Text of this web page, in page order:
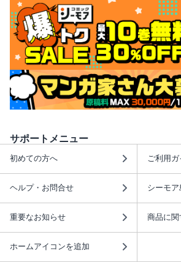
サポートメニュー
初めての方へ ご利用ガ
ヘルプ・お問合せ シーモア
重要なお知らせ 商品に
ホームアイコンを追加